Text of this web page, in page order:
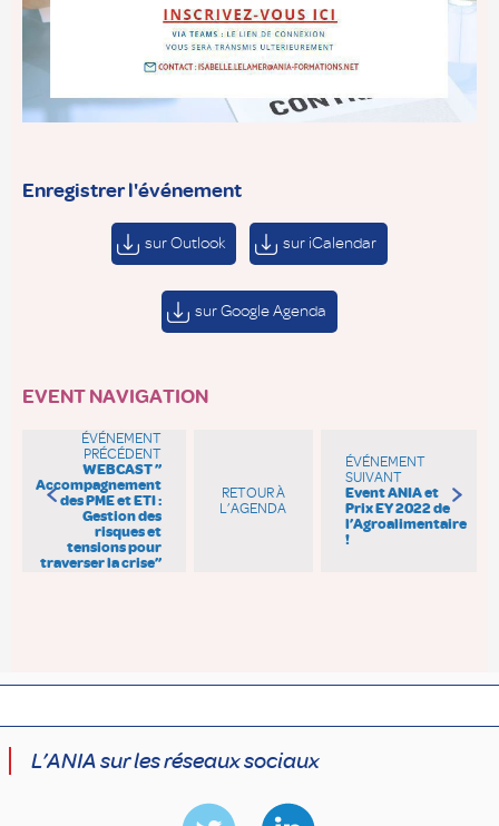
Enregistrer l'événement
sur Outlook sur iCalendar
sur Google Agenda
EVENT NAVIGATION
ÉVÉNEMENT
PRÉCÉDENT
WEBCAST ”
Accompagnement
des PME et ETI :
Gestion des
risques et
tensions pour
traverser la crise”
RETOUR À
L’AGENDA
ÉVÉNEMENT
SUIVANT
Event ANIA et
Prix EY 2022 de
l’Agroalimentaire
!
L’ANIA sur les réseaux sociaux